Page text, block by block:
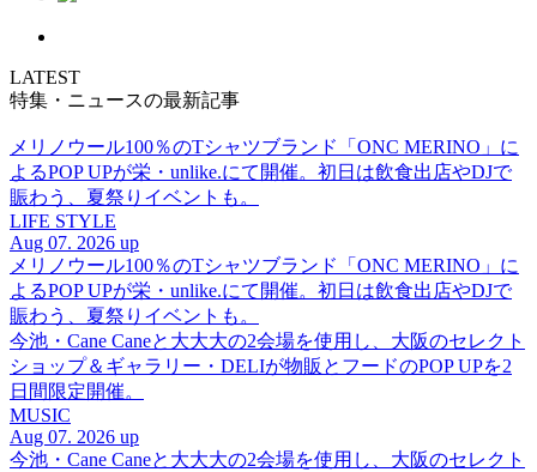
LATEST
特集・ニュースの最新記事
メリノウール100％のTシャツブランド「ONC MERINO」に
よるPOP UPが栄・unlike.にて開催。初日は飲食出店やDJで
賑わう、夏祭りイベントも。
LIFE STYLE
Aug 07. 2026 up
メリノウール100％のTシャツブランド「ONC MERINO」に
よるPOP UPが栄・unlike.にて開催。初日は飲食出店やDJで
賑わう、夏祭りイベントも。
今池・Cane Caneと大大大の2会場を使用し、大阪のセレクト
ショップ＆ギャラリー・DELIが物販とフードのPOP UPを2
日間限定開催。
MUSIC
Aug 07. 2026 up
今池・Cane Caneと大大大の2会場を使用し、大阪のセレクト